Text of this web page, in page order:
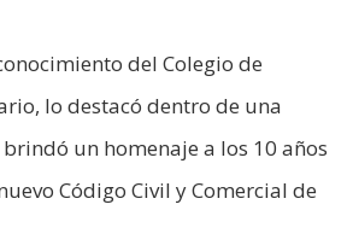
del Colegio de
lo destacó dentro de una
un homenaje a los 10 años
Código Civil y Comercial de